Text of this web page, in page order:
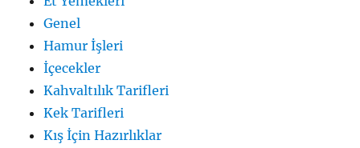
Genel
Hamur İşleri
İçecekler
Kahvaltılık Tarifleri
Kek Tarifleri
Kış İçin Hazırlıklar